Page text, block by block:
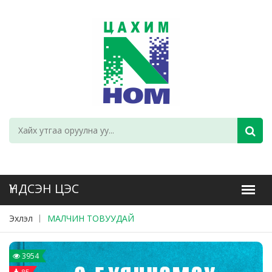
Эхлэл МАЛЧИН ТОВУУДАЙ
3954